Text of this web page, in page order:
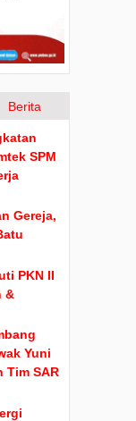
Berita
SPM
Gereja,
PKN II
&
Yuni
Tim SAR